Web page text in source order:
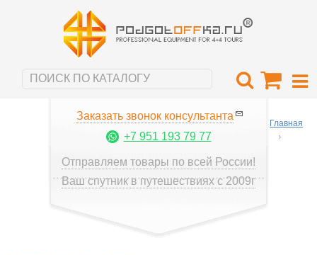
Заказать звонок консультанта
+7 951 193 79 77
Отправляем товары по всей России!
Ваш спутник в путешествиях с 2009г
Главная